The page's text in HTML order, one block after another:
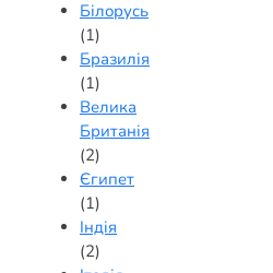
Білорусь
(1)
Бразилія
(1)
Велика
Британія
(2)
Єгипет
(1)
Індія
(2)